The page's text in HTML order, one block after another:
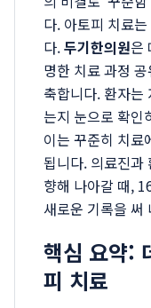
다. 아토피 치료
다.두기한의원은
명한 치료 과정
축합니다. 환자는
는지 눈으로 확인
이는 꾸준히 치료
됩니다. 의료진과
향해 나아갈 때,
새로운 기록을 써
핵심 요약:
피 치료